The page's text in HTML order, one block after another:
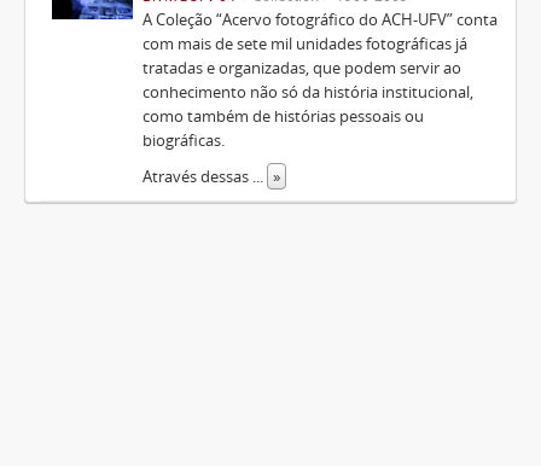
A Coleção “Acervo fotográfico do ACH-UFV” conta
com mais de sete mil unidades fotográficas já
tratadas e organizadas, que podem servir ao
conhecimento não só da história institucional,
como também de histórias pessoais ou
biográficas.
Através dessas
»